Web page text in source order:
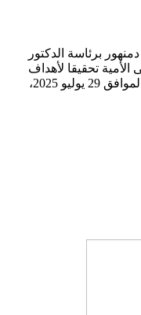
برئاسة الدكتور
تحقيقا لأهداف
التنمية المستدامة، انطلقت اليوم الثلاثاء الموافق 29 يوليو 2025،